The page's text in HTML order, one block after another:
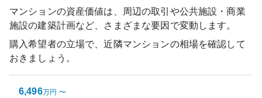
マンションの資産価値は、周辺の取引や公共施設・商業
施設の建築計画など、さまざまな要因で変動します。
購入希望者の立場で、近隣マンションの相場を確認して
おきましょう。
6,496万円 〜